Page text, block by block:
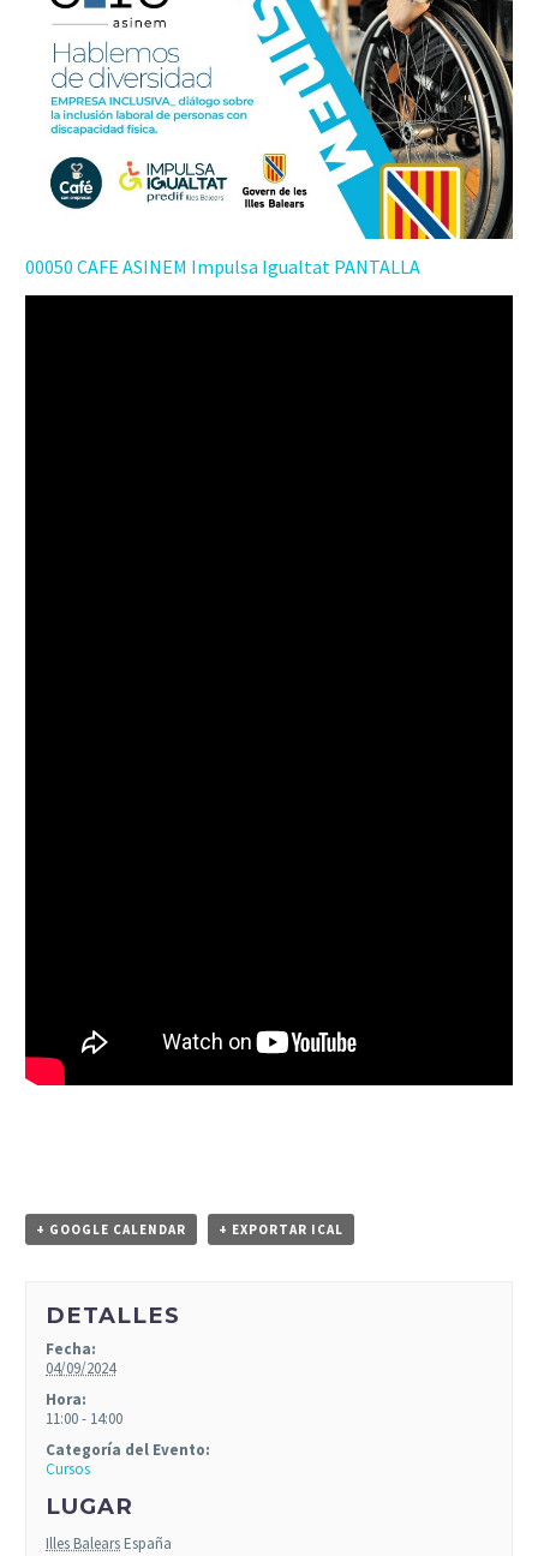
00050 CAFE ASINEM Impulsa Igualtat PANTALLA
+ GOOGLE CALENDAR + EXPORTAR ICAL
DETALLES
Fecha:
04/09/2024
Hora:
11:00 - 14:00
Categoría del Evento:
Cursos
LUGAR
Illes Balears España